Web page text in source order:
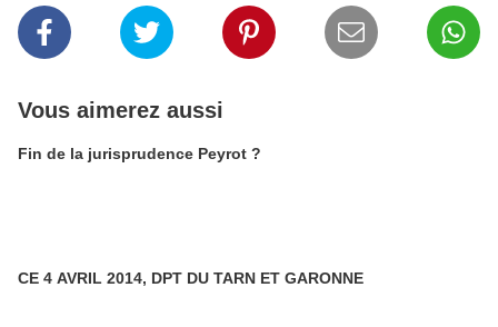
Vous aimerez aussi
Fin de la jurisprudence Peyrot ?
CE 4 AVRIL 2014, DPT DU TARN ET GARONNE